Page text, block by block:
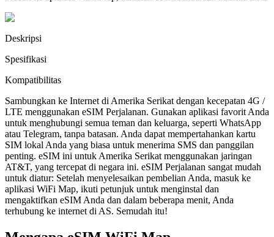
Deskripsi
Spesifikasi
Kompatibilitas
Sambungkan ke Internet di Amerika Serikat dengan kecepatan 4G /
LTE menggunakan eSIM Perjalanan. Gunakan aplikasi favorit Anda
untuk menghubungi semua teman dan keluarga, seperti WhatsApp
atau Telegram, tanpa batasan. Anda dapat mempertahankan kartu
SIM lokal Anda yang biasa untuk menerima SMS dan panggilan
penting. eSIM ini untuk Amerika Serikat menggunakan jaringan
AT&T, yang tercepat di negara ini. eSIM Perjalanan sangat mudah
untuk diatur: Setelah menyelesaikan pembelian Anda, masuk ke
aplikasi WiFi Map, ikuti petunjuk untuk menginstal dan
mengaktifkan eSIM Anda dan dalam beberapa menit, Anda
terhubung ke internet di AS. Semudah itu!